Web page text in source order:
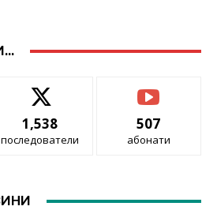
1,538
последователи
507
абонати